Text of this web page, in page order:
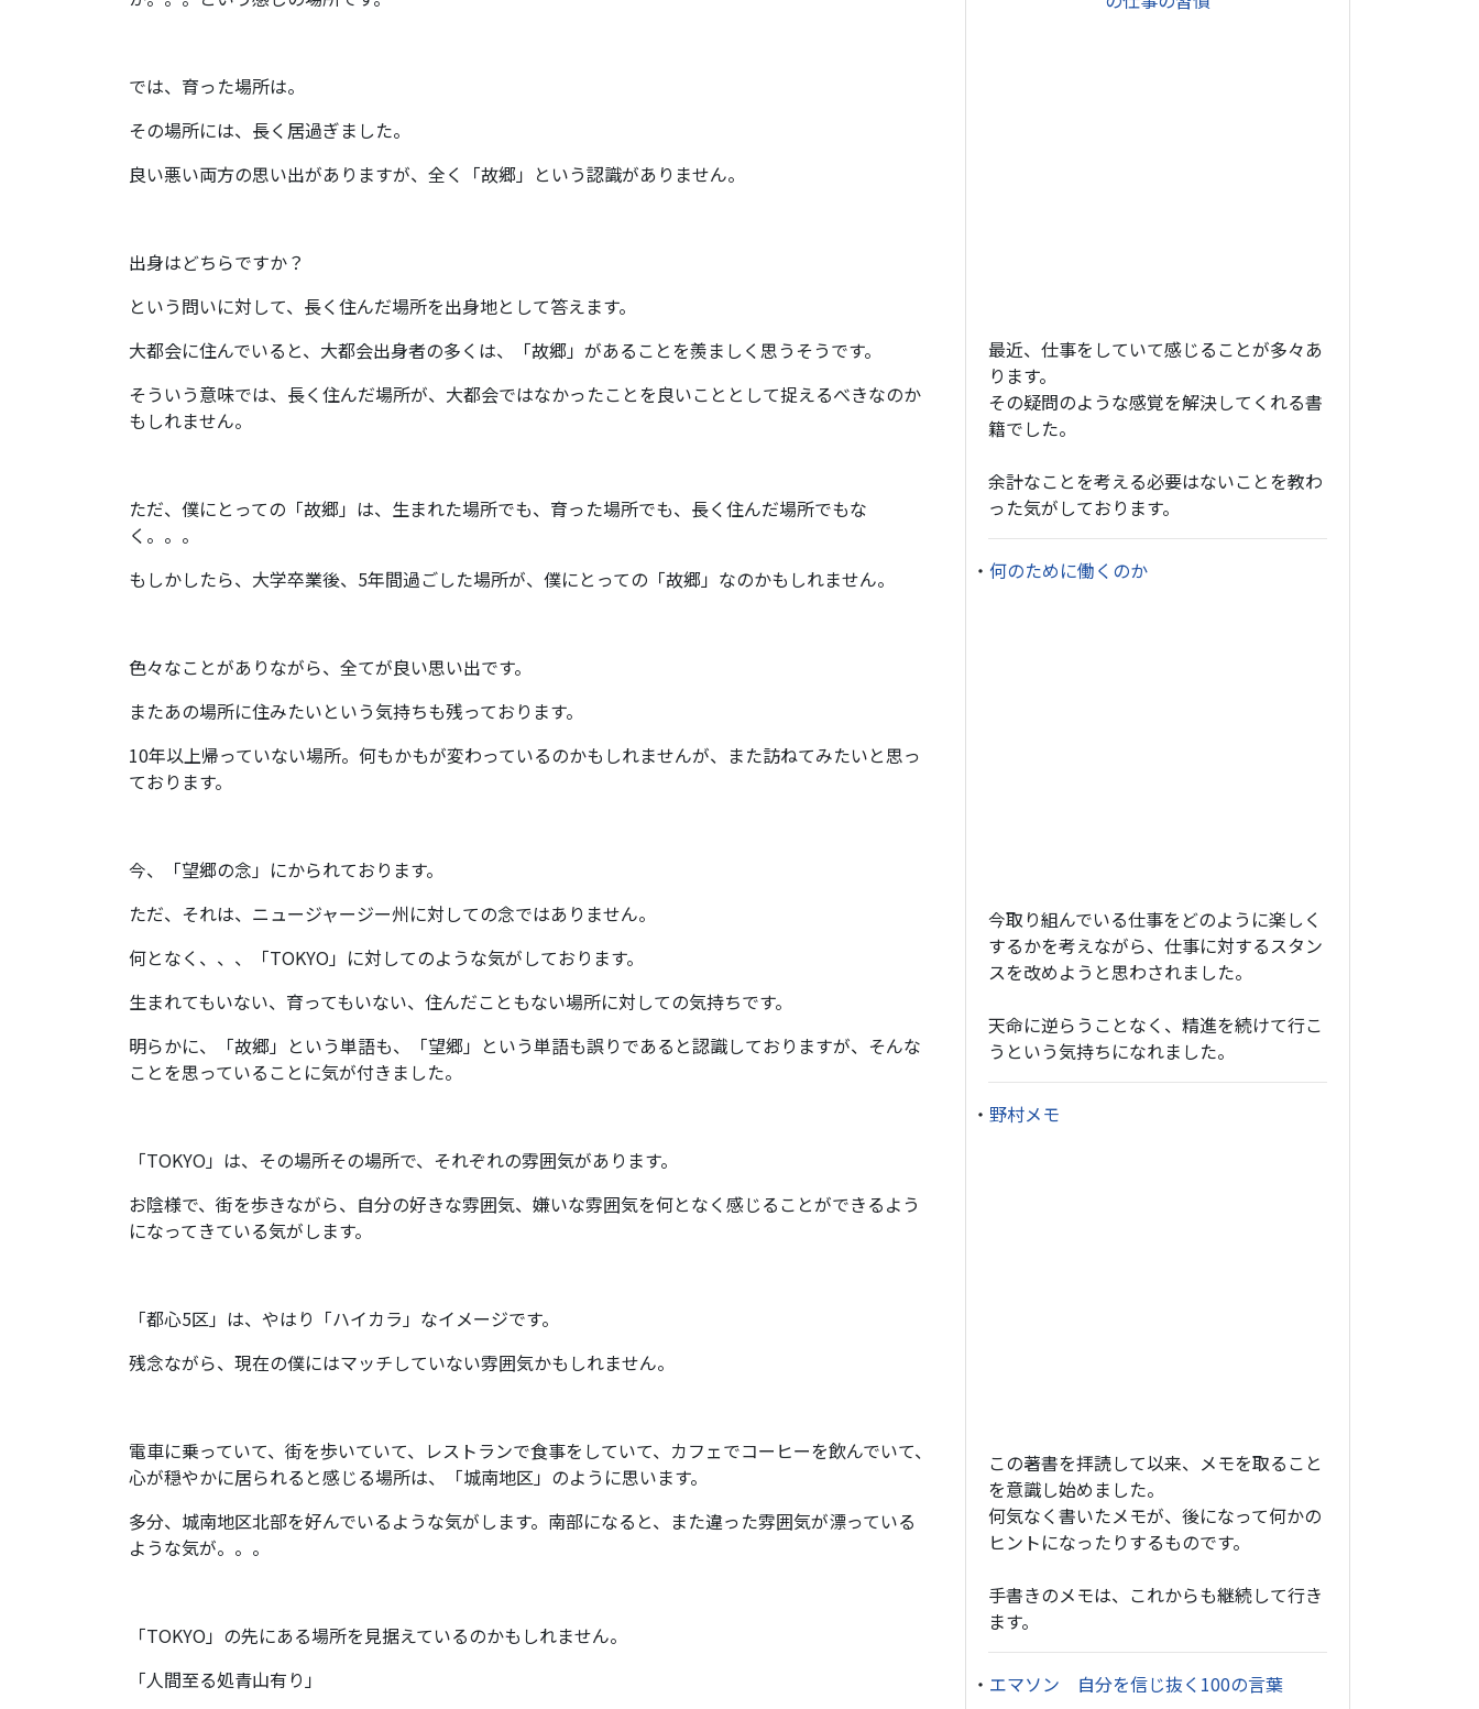
では、育った場所は。
その場所には、長く居過ぎました。
良い悪い両方の思い出がありますが、全く「故郷」という認識がありません。
出身はどちらですか？
という問いに対して、長く住んだ場所を出身地として答えます。
大都会に住んでいると、大都会出身者の多くは、「故郷」があることを羨ましく思うそうです。
そういう意味では、長く住んだ場所が、大都会ではなかったことを良いこととして捉えるべきなのか
もしれません。
ただ、僕にとっての「故郷」は、生まれた場所でも、育った場所でも、長く住んだ場所でもな
く。。。
もしかしたら、大学卒業後、5年間過ごした場所が、僕にとっての「故郷」なのかもしれません。
色々なことがありながら、全てが良い思い出です。
またあの場所に住みたいという気持ちも残っております。
10年以上帰っていない場所。何もかもが変わっているのかもしれませんが、また訪ねてみたいと思っ
ております。
今、「望郷の念」にかられております。
ただ、それは、ニュージャージー州に対しての念ではありません。
何となく、、、「TOKYO」に対してのような気がしております。
生まれてもいない、育ってもいない、住んだこともない場所に対しての気持ちです。
明らかに、「故郷」という単語も、「望郷」という単語も誤りであると認識しておりますが、そんな
ことを思っていることに気が付きました。
「TOKYO」は、その場所その場所で、それぞれの雰囲気があります。
お陰様で、街を歩きながら、自分の好きな雰囲気、嫌いな雰囲気を何となく感じることができるよう
になってきている気がします。
「都心5区」は、やはり「ハイカラ」なイメージです。
残念ながら、現在の僕にはマッチしていない雰囲気かもしれません。
電車に乗っていて、街を歩いていて、レストランで食事をしていて、カフェでコーヒーを飲んでいて、
心が穏やかに居られると感じる場所は、「城南地区」のように思います。
多分、城南地区北部を好んでいるような気がします。南部になると、また違った雰囲気が漂っている
ような気が。。。
「TOKYO」の先にある場所を見据えているのかもしれません。
「人間至る処青山有り」
最近、仕事をしていて感じることが多々あ
ります。
その疑問のような感覚を解決してくれる書
籍でした。
余計なことを考える必要はないことを教わ
った気がしております。
・ 何のために働くのか
今取り組んでいる仕事をどのように楽しく
するかを考えながら、仕事に対するスタン
スを改めようと思わされました。
天命に逆らうことなく、精進を続けて行こ
うという気持ちになれました。
・ 野村メモ
この著書を拝読して以来、メモを取ること
を意識し始めました。
何気なく書いたメモが、後になって何かの
ヒントになったりするものです。
手書きのメモは、これからも継続して行き
ます。
・ エマソン 自分を信じ抜く100の言葉